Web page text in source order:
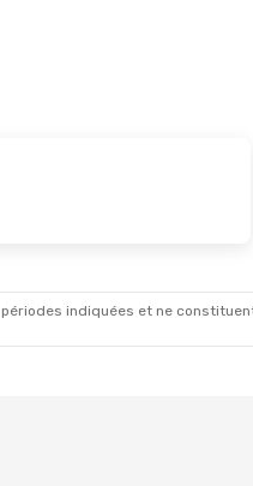
indiquées et ne